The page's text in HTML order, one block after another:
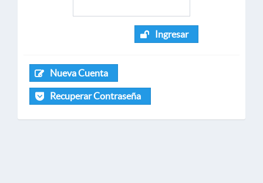
Ingresar
Nueva Cuenta
Recuperar Contraseña